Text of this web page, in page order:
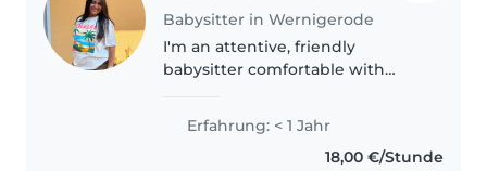
Babysitter in Wernigerode
I'm an attentive, friendly
babysitter comfortable with
about playful activities like
games, I also love pets and light
cooking. Currently pursuing
Erfahrung: < 1 Jahr
18,00 €/Stunde